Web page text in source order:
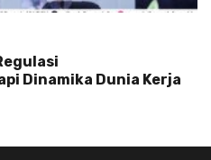
Dinamika Dunia Kerja